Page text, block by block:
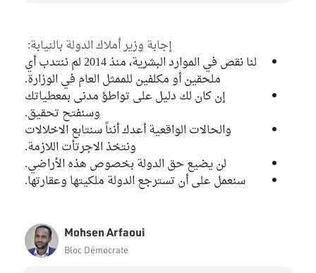
إجابة وزير أملاك الدولة بالنيابة:
لنا نقص في الموارد البشرية، منذ 2014 لم ننتدب أي
ملحقين أو مكلفين للممثل العام في الوزارة.
إن كان لك دليل على تواطؤ مدنى بمعطياتك
وسنفتح تحقيق.
والحالات الواقعية أعدك أنناً سنتابع الاخلالات
ونتخذ الاجرتأت اللازمة.
لن يضيع حق الدولة بخصوص هذه الأراضي.
سنعمل على أن تسترجع الدولة ملكيتها وعقارتها.
Mohsen Arfaoui
Bloc Démocrate